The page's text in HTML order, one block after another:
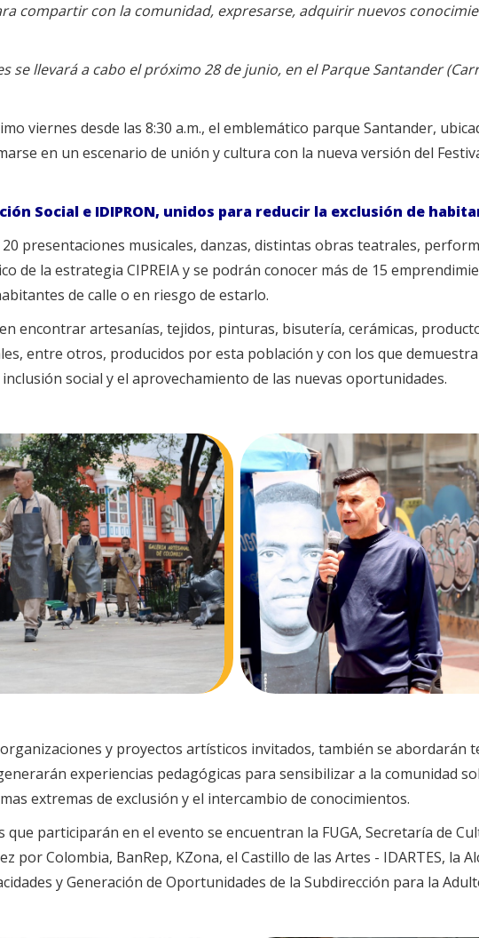
compartir con la comunidad, expresarse, adquirir nuevos
se llevará a cabo el próximo 28 de junio, en el Parque Santander
viernes desde las 8:30 a.m., el emblemático parque Santander,
en un escenario de unión y cultura con la nueva versión del
Social e IDIPRON, unidos para reducir la exclusión de
presentaciones musicales, danzas, distintas obras teatrales,
de la estrategia CIPREIA y se podrán conocer más de 15
de calle o en riesgo de estarlo.
encontrar artesanías, tejidos, pinturas, bisutería, cerámicas,
entre otros, producidos por esta población y con los que
social y el aprovechamiento de las nuevas oportunidades.
y proyectos artísticos invitados, también se abordarán
experiencias pedagógicas para sensibilizar a la comunidad
extremas de exclusión y el intercambio de conocimientos.
participarán en el evento se encuentran la FUGA, Secretaría de
por Colombia, BanRep, KZona, el Castillo de las Artes - IDARTES, la
y Generación de Oportunidades de la Subdirección para la